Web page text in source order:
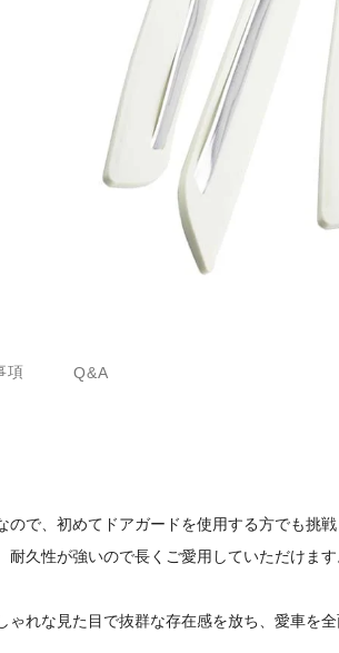
項 Q&A
ので、初めてドアガードを使用する方でも挑
耐久性が強いので長くご愛用していただけま
ゃれな見た目で抜群な存在感を放ち、愛車を